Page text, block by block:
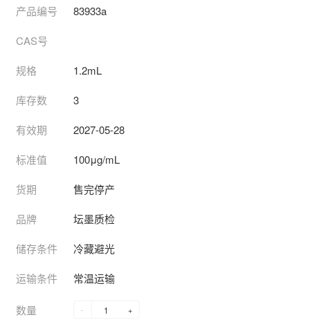
产品编号 83933a
CAS号
规格 1.2mL
库存数 3
有效期 2027-05-28
标准值 100μg/mL
货期 售完停产
品牌 坛墨质检
储存条件 冷藏避光
运输条件 常温运输
数量 - +